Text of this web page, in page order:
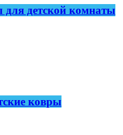
детской комнаты
ковры